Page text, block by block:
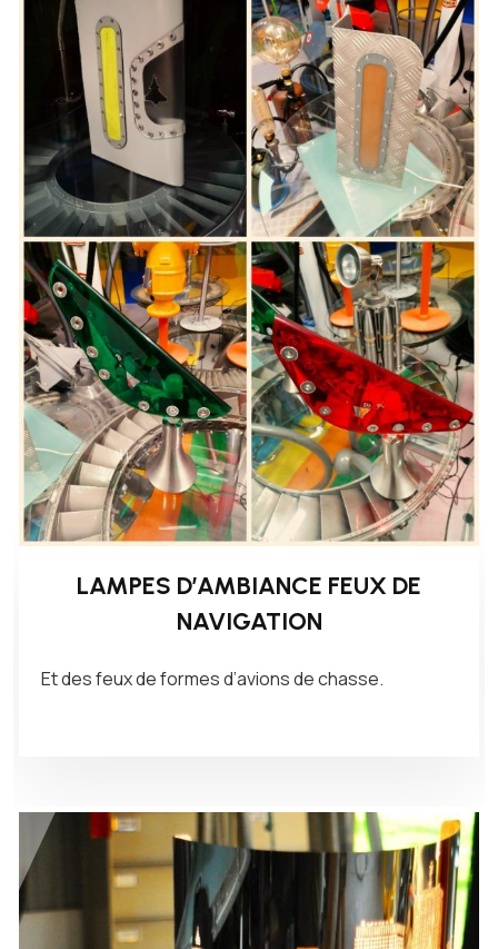
LAMPES D’AMBIANCE FEUX DE
NAVIGATION
Et des feux de formes d’avions de chasse.